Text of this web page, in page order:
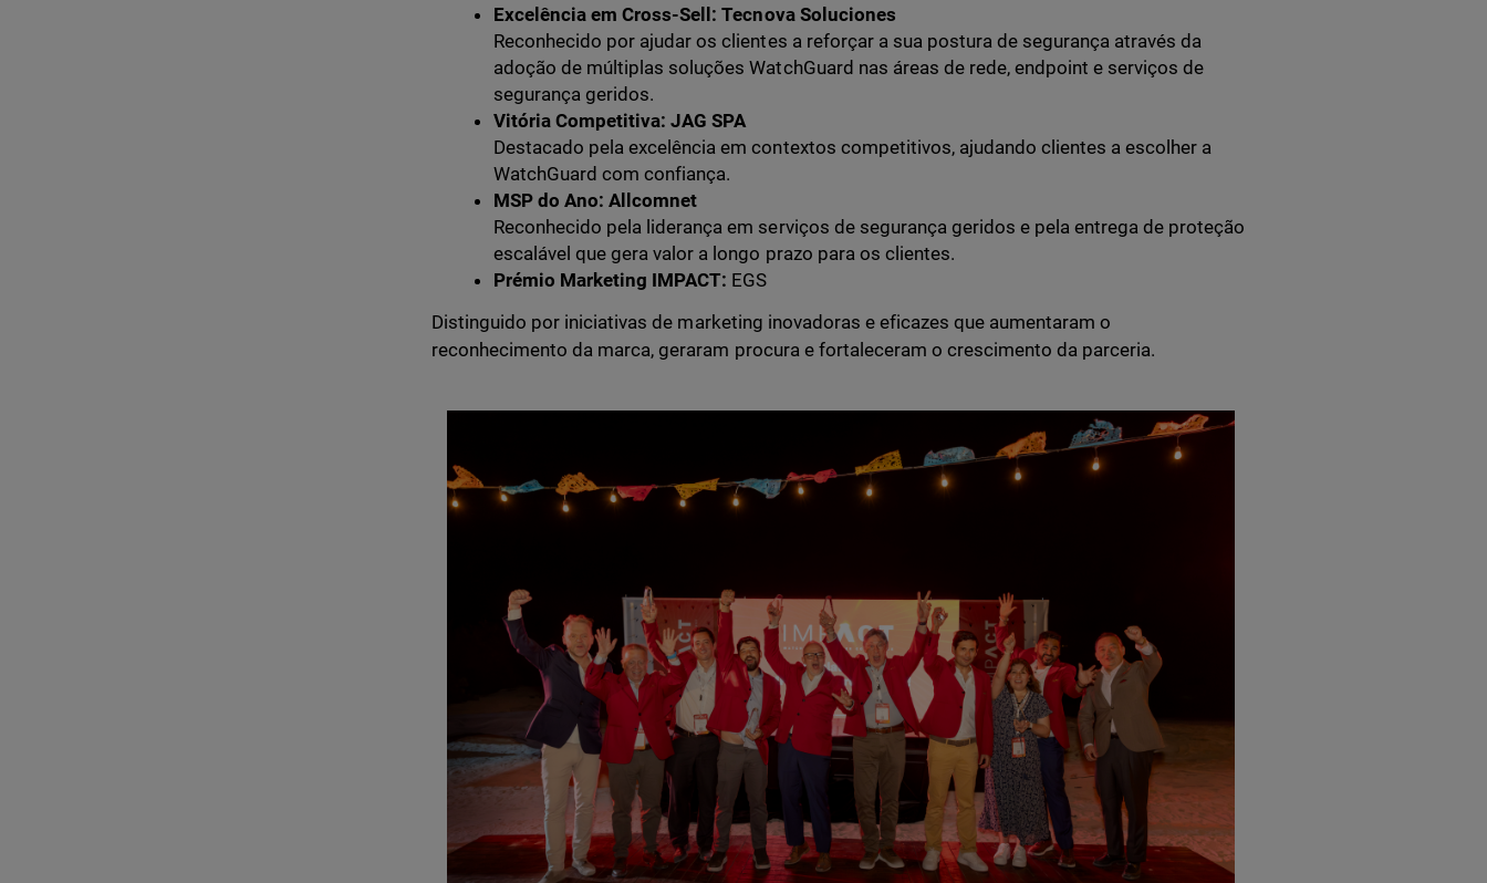
Excelência em Cross-Sell: Tecnova Soluciones
Reconhecido por ajudar os clientes a reforçar a sua postura de segurança através da
adoção de múltiplas soluções WatchGuard nas áreas de rede, endpoint e serviços de
segurança geridos.
Vitória Competitiva: JAG SPA
Destacado pela excelência em contextos competitivos, ajudando clientes a escolher a
WatchGuard com confiança.
MSP do Ano: Allcomnet
Reconhecido pela liderança em serviços de segurança geridos e pela entrega de proteção
escalável que gera valor a longo prazo para os clientes.
Prémio Marketing IMPACT: EGS
Distinguido por iniciativas de marketing inovadoras e eficazes que aumentaram o
reconhecimento da marca, geraram procura e fortaleceram o crescimento da parceria.